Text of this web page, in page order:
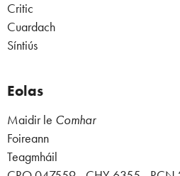
Critic
Cuardach
Síntiús
Eolas
Maidir le Comhar
Foireann
Teagmháil